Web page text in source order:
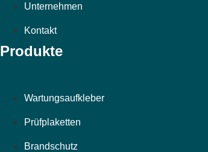
Unternehmen
Kontakt
Produkte
Wartungsaufkleber
Prüfplaketten
Brandschutz